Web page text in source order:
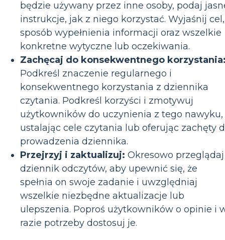
będzie używany przez inne osoby, podaj
instrukcje, jak z niego korzystać. Wyjaśnij cel,
sposób wypełnienia informacji oraz wszelkie
konkretne wytyczne lub oczekiwania.
Zachęcaj do konsekwentnego
Podkreśl znaczenie regularnego i
konsekwentnego korzystania z dziennika
czytania. Podkreśl korzyści i zmotywuj
użytkowników do uczynienia z tego nawyku,
ustalając cele czytania lub oferując zachęty
prowadzenia dziennika.
Przejrzyj i zaktualizuj: Okresowo przeglądaj
dziennik odczytów, aby upewnić się, że
spełnia on swoje zadanie i uwzględniaj
wszelkie niezbędne aktualizacje lub
ulepszenia. Poproś użytkowników o opinie i
razie potrzeby dostosuj je.